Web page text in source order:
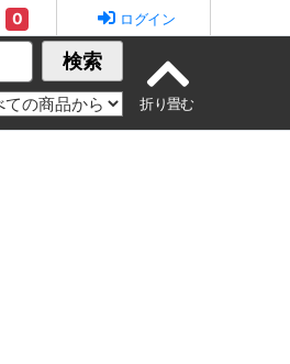
0 ログイン
検索